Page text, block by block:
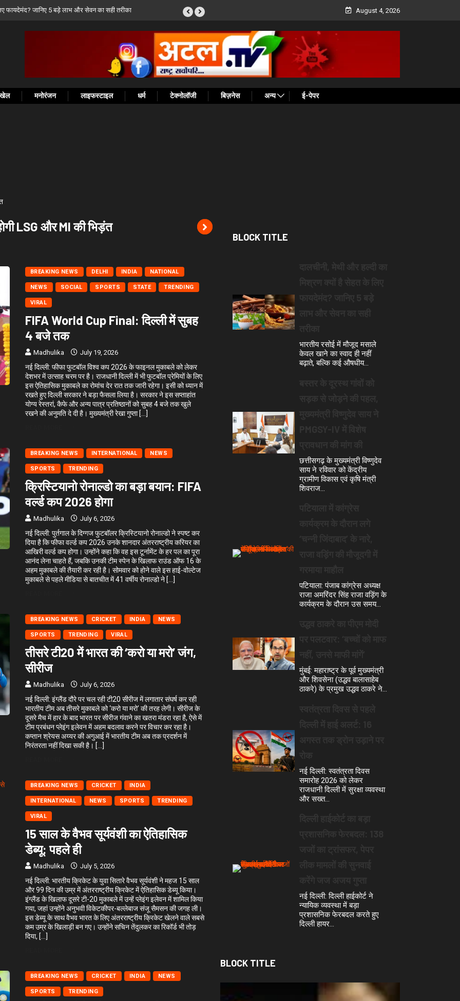
विष्णुदेव साय ने PMGSY-IV में विशेष प्रावधान की August 4, 2026
मनोरंजन लाइफस्टाइल धर्म टेक्नोलॉजी बिज़नेस अन्य ई-पेपर
LSG और MI की भिड़ंत
शामिल
BREAKING NEWS DELHI INDIA NATIONAL
NEWS SOCIAL SPORTS STATE TRENDING
VIRAL
FIFA World Cup Final: दिल्ली में सुबह
4 बजे तक
Madhulika July 19, 2026
नई दिल्ली: फीफा फुटबॉल विश्व कप 2026 के फाइनल मुकाबले को लेकर
देशभर में उत्साह चरम पर है। राजधानी दिल्ली में भी फुटबॉल प्रेमियों के लिए
इस ऐतिहासिक मुकाबले का रोमांच देर रात तक जारी रहेगा। इसी को ध्यान में
रखते हुए दिल्ली सरकार ने बड़ा फैसला लिया है। सरकार ने इस सप्ताहांत
योग्य रेस्तरां, कैफे और अन्य पात्र प्रतिष्ठानों को सुबह 4 बजे तक खुले
रखने की अनुमति दे दी है। मुख्यमंत्री रेखा गुप्ता […]
BREAKING NEWS INTERNATIONAL NEWS
SPORTS TRENDING
क्रिस्टियानो रोनाल्डो का बड़ा बयान: FIFA
वर्ल्ड कप 2026 होगा
Madhulika July 6, 2026
नई दिल्ली: पुर्तगाल के दिग्गज फुटबॉलर क्रिस्टियानो रोनाल्डो ने स्पष्ट कर
दिया है कि फीफा वर्ल्ड कप 2026 उनके शानदार अंतरराष्ट्रीय करियर का
आखिरी वर्ल्ड कप होगा। उन्होंने कहा कि वह इस टूर्नामेंट के हर पल का पूरा
आनंद लेना चाहते हैं, जबकि उनकी टीम स्पेन के खिलाफ राउंड ऑफ 16 के
अहम मुकाबले की तैयारी कर रही है। सोमवार को होने वाले इस हाई-वोल्टेज
मुकाबले से पहले मीडिया से बातचीत में 41 वर्षीय रोनाल्डो ने […]
BREAKING NEWS CRICKET INDIA NEWS
SPORTS TRENDING VIRAL
तीसरे टी20 में भारत की ‘करो या मरो’ जंग,
सीरीज
Madhulika July 6, 2026
नई दिल्ली: इंग्लैंड दौरे पर चल रही टी20 सीरीज में लगातार संघर्ष कर रही
भारतीय टीम अब तीसरे मुकाबले को ‘करो या मरो’ की तरह लेगी। सीरीज के
दूसरे मैच में हार के बाद भारत पर सीरीज गंवाने का खतरा मंडरा रहा है, ऐसे में
टीम प्रबंधन प्लेइंग इलेवन में अहम बदलाव करने पर विचार कर रहा है।
कप्तान श्रेयस अय्यर की अगुआई में भारतीय टीम अब तक प्रदर्शन में
निरंतरता नहीं दिखा सकी है। […]
BREAKING NEWS CRICKET INDIA
INTERNATIONAL NEWS SPORTS TRENDING
VIRAL
15 साल के वैभव सूर्यवंशी का ऐतिहासिक
डेब्यू: पहले ही
Madhulika July 5, 2026
नई दिल्ली: भारतीय क्रिकेट के युवा सितारे वैभव सूर्यवंशी ने महज 15 साल
और 99 दिन की उम्र में अंतरराष्ट्रीय क्रिकेट में ऐतिहासिक डेब्यू किया।
इंग्लैंड के खिलाफ दूसरे टी-20 मुकाबले में उन्हें प्लेइंग इलेवन में शामिल किया
गया, जहां उन्होंने अनुभवी विकेटकीपर-बल्लेबाज संजू सैमसन की जगह ली।
इस डेब्यू के साथ वैभव भारत के लिए अंतरराष्ट्रीय क्रिकेट खेलने वाले सबसे
कम उम्र के खिलाड़ी बन गए। उन्होंने सचिन तेंदुलकर का रिकॉर्ड भी तोड़
दिया, […]
BREAKING NEWS CRICKET INDIA NEWS
SPORTS TRENDING
BLOCK TITLE
भारतीय रसोई में मौजूद मसाले
केवल खाने का स्वाद ही नहीं
बढ़ाते, बल्कि कई औषधीय…
छत्तीसगढ़ के मुख्यमंत्री विष्णुदेव
साय ने रविवार को केंद्रीय
ग्रामीण विकास एवं कृषि मंत्री
शिवराज…
पटियाला: पंजाब कांग्रेस अध्यक्ष
राजा अमरिंदर सिंह राजा वड़िंग के
कार्यक्रम के दौरान उस समय…
मुंबई: महाराष्ट्र के पूर्व मुख्यमंत्री
और शिवसेना (उद्धव बालासाहेब
ठाकरे) के प्रमुख उद्धव ठाकरे ने…
नई दिल्ली: स्वतंत्रता दिवस
समारोह 2026 को लेकर
राजधानी दिल्ली में सुरक्षा व्यवस्था
और सख्त…
नई दिल्ली: दिल्ली हाईकोर्ट ने
न्यायिक व्यवस्था में बड़ा
प्रशासनिक फेरबदल करते हुए
दिल्ली हायर…
BLOCK TITLE